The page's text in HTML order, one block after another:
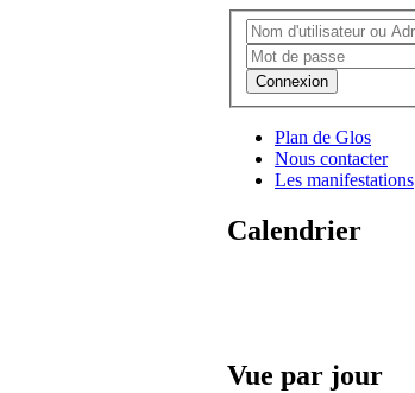
Connexion
Plan de Glos
Nous contacter
Les manifestations
Calendrier
Vue par jour